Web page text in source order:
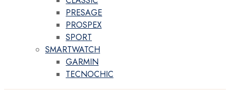
PRESAGE
PROSPEX
SPORT
SMARTWATCH
GARMIN
TECNOCHIC